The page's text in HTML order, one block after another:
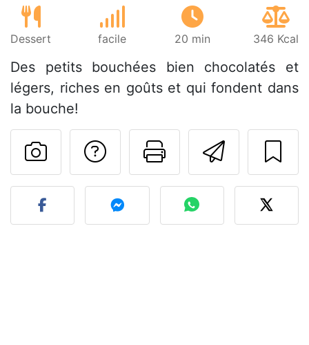
Dessert facile 20 min 346 Kcal
Des petits bouchées bien chocolatés et
légers, riches en goûts et qui fondent dans
la bouche!
Imprimer
Poser une
Publier votre photo de